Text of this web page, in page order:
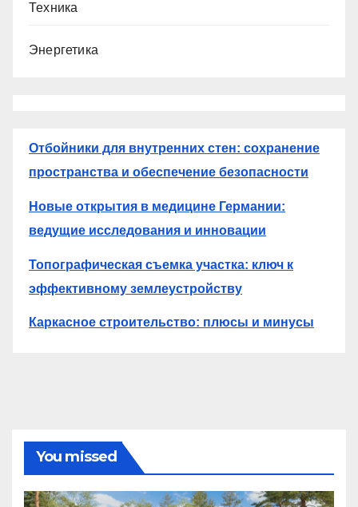
Техника
Энергетика
Отбойники для внутренних стен: сохранение
пространства и обеспечение безопасности
Новые открытия в медицине Германии:
ведущие исследования и инновации
Топографическая съемка участка: ключ к
эффективному землеустройству
Каркасное строительство: плюсы и минусы
You missed